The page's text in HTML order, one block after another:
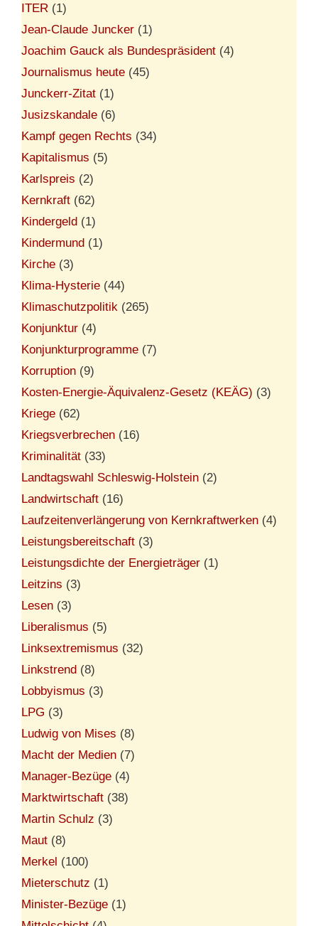
ITER (1)
Jean-Claude Juncker (1)
Joachim Gauck als Bundespräsident (4)
Journalismus heute (45)
Junckerr-Zitat (1)
Jusizskandale (6)
Kampf gegen Rechts (34)
Kapitalismus (5)
Karlspreis (2)
Kernkraft (62)
Kindergeld (1)
Kindermund (1)
Kirche (3)
Klima-Hysterie (44)
Klimaschutzpolitik (265)
Konjunktur (4)
Konjunkturprogramme (7)
Korruption (9)
Kosten-Energie-Äquivalenz-Gesetz (KEÄG) (3)
Kriege (62)
Kriegsverbrechen (16)
Kriminalität (33)
Landtagswahl Schleswig-Holstein (2)
Landwirtschaft (16)
Laufzeitenverlängerung von Kernkraftwerken (4)
Leistungsbereitschaft (3)
Leistungsdichte der Energieträger (1)
Leitzins (3)
Lesen (3)
Liberalismus (5)
Linksextremismus (32)
Linkstrend (8)
Lobbyismus (3)
LPG (3)
Ludwig von Mises (8)
Macht der Medien (7)
Manager-Bezüge (4)
Marktwirtschaft (38)
Martin Schulz (3)
Maut (8)
Merkel (100)
Mieterschutz (1)
Minister-Bezüge (1)